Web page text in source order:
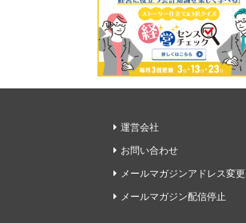
運営会社
お問い合わせ
メールマガジンアドレス変更
メールマガジン配信停止